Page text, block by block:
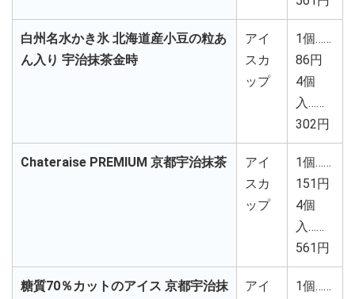
白州名水かき氷 北海道産小豆の粒あ
ん入り 宇治抹茶金時
アイ
スカ
ップ
1個……
86円
4個
入……
302円
Chateraise PREMIUM 京都宇治抹茶
アイ
スカ
ップ
1個……
151円
4個
入……
561円
糖質70％カットのアイス 京都宇治抹
アイ
1個……